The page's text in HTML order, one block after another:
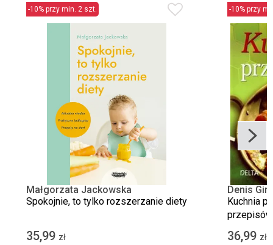
-10% przy min. 2 szt.
Małgorzata Jackowska
Spokojnie, to tylko rozszerzanie diety
35,99 zł
-10% przy
Denis
Kuchnia
36,99 zł